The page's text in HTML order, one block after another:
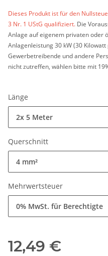
Dieses Produkt ist für den
3 Nr. 1 UStG qualifiziert. Die
Anlage auf eigenem privaten oder
Anlagenleistung 30 kW (30
Gewerbetreibende und andere
nicht zutreffen, wählen bitte mit
Länge
2x 5 Meter
Querschnitt
4 mm²
Mehrwertsteuer
0% MwSt. für Berechtigte
12,49 €